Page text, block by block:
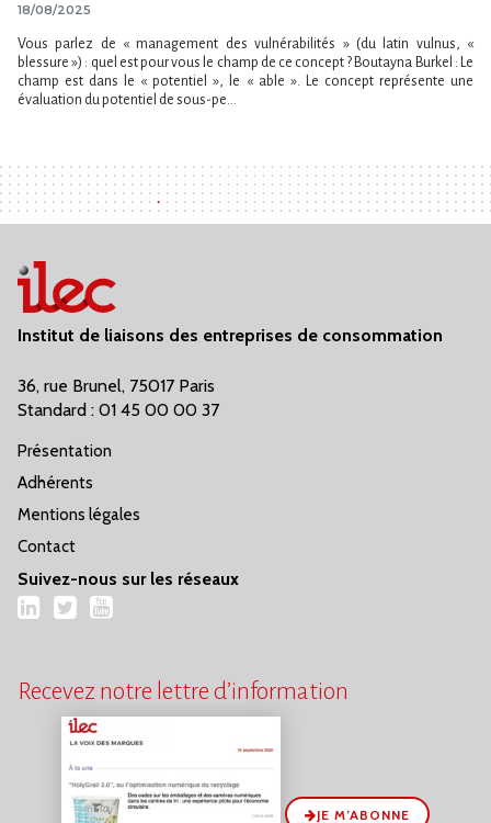
18/08/2025
Vous parlez de « management des vulnérabilités » (du latin vulnus, «
blessure ») : quel est pour vous le champ de ce concept ? Boutayna Burkel : Le
champ est dans le « potentiel », le « able ». Le concept représente une
évaluation du potentiel de sous-pe...
Institut de liaisons des entreprises de consommation
36, rue Brunel, 75017 Paris
Standard : 01 45 00 00 37
Présentation
Adhérents
Mentions légales
Contact
Suivez-nous sur les réseaux
LinkedIn
TwitterYouTube
Recevez notre lettre d’information
JE M’ABONNE